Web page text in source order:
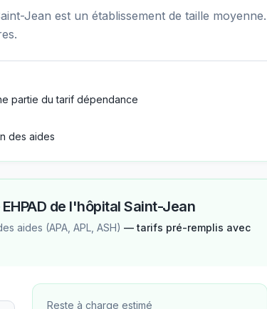
Jean est un établissement de taille moyenne.
partie du tarif dépendance
des aides
EHPAD de l'hôpital Saint-Jean
aides (APA, APL, ASH) — tarifs pré-remplis avec
Reste à charge estimé